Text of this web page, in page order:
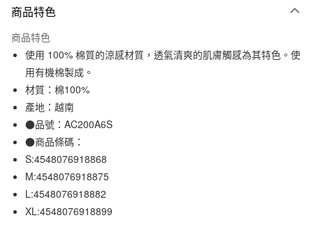
信用卡一次付款
信用卡分期付款
3 期 0 利率 每期
合作金庫商業銀行
華南商業銀行
上海商業儲蓄銀行
臺灣中小企業銀行
匯豐（台灣）商業銀行
聯邦商業銀行
元大商業銀行
玉山商業銀行
超商取貨付款
LINE Pay
Apple Pay
街口支付
悠遊付
商品特色
商品特色
使用 100% 棉質的涼感材質，透氣清爽的肌膚觸感為其特色。使
用有機棉製成。
材質：棉100%
產地：越南
●品號：AC200A6S
●商品條碼：
S:4548076918868
M:4548076918875
L:4548076918882
XL:4548076918899